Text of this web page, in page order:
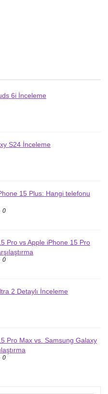
6i İnceleme
S24 İnceleme
15 Plus: Hangi telefonu
0
Pro vs Apple iPhone 15 Pro
0
2 Detaylı İnceleme
Pro Max vs. Samsung Galaxy
0